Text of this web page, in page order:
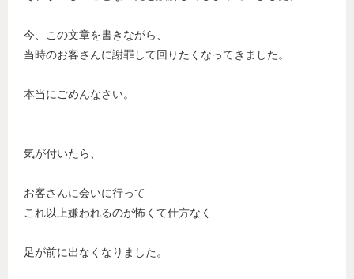
今、この文章を書きながら、
当時のお客さんに謝罪して回りたくなってきました。
本当にごめんなさい。
気が付いたら、
お客さんに会いに行って
これ以上嫌われるのが怖くて仕方なく
足が前に出なくなりました。